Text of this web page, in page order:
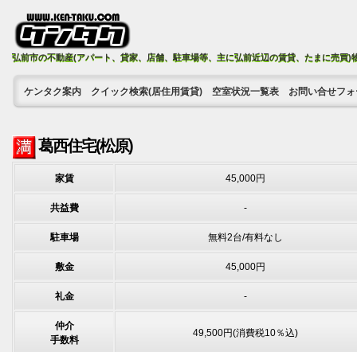
弘前市の不動産(アパート、貸家、店舗、駐車場等、主に弘前近辺の賃貸、たまに売買)
ケンタク案内 クイック検索(居住用賃貸) 空室状況一覧表 お問い合せフ
葛西住宅(松原)
家賃 45,000円
共益費 -
駐車場 無料2台/有料なし
敷金 45,000円
礼金 -
仲介
手数料
49,500円(消費税10％込)